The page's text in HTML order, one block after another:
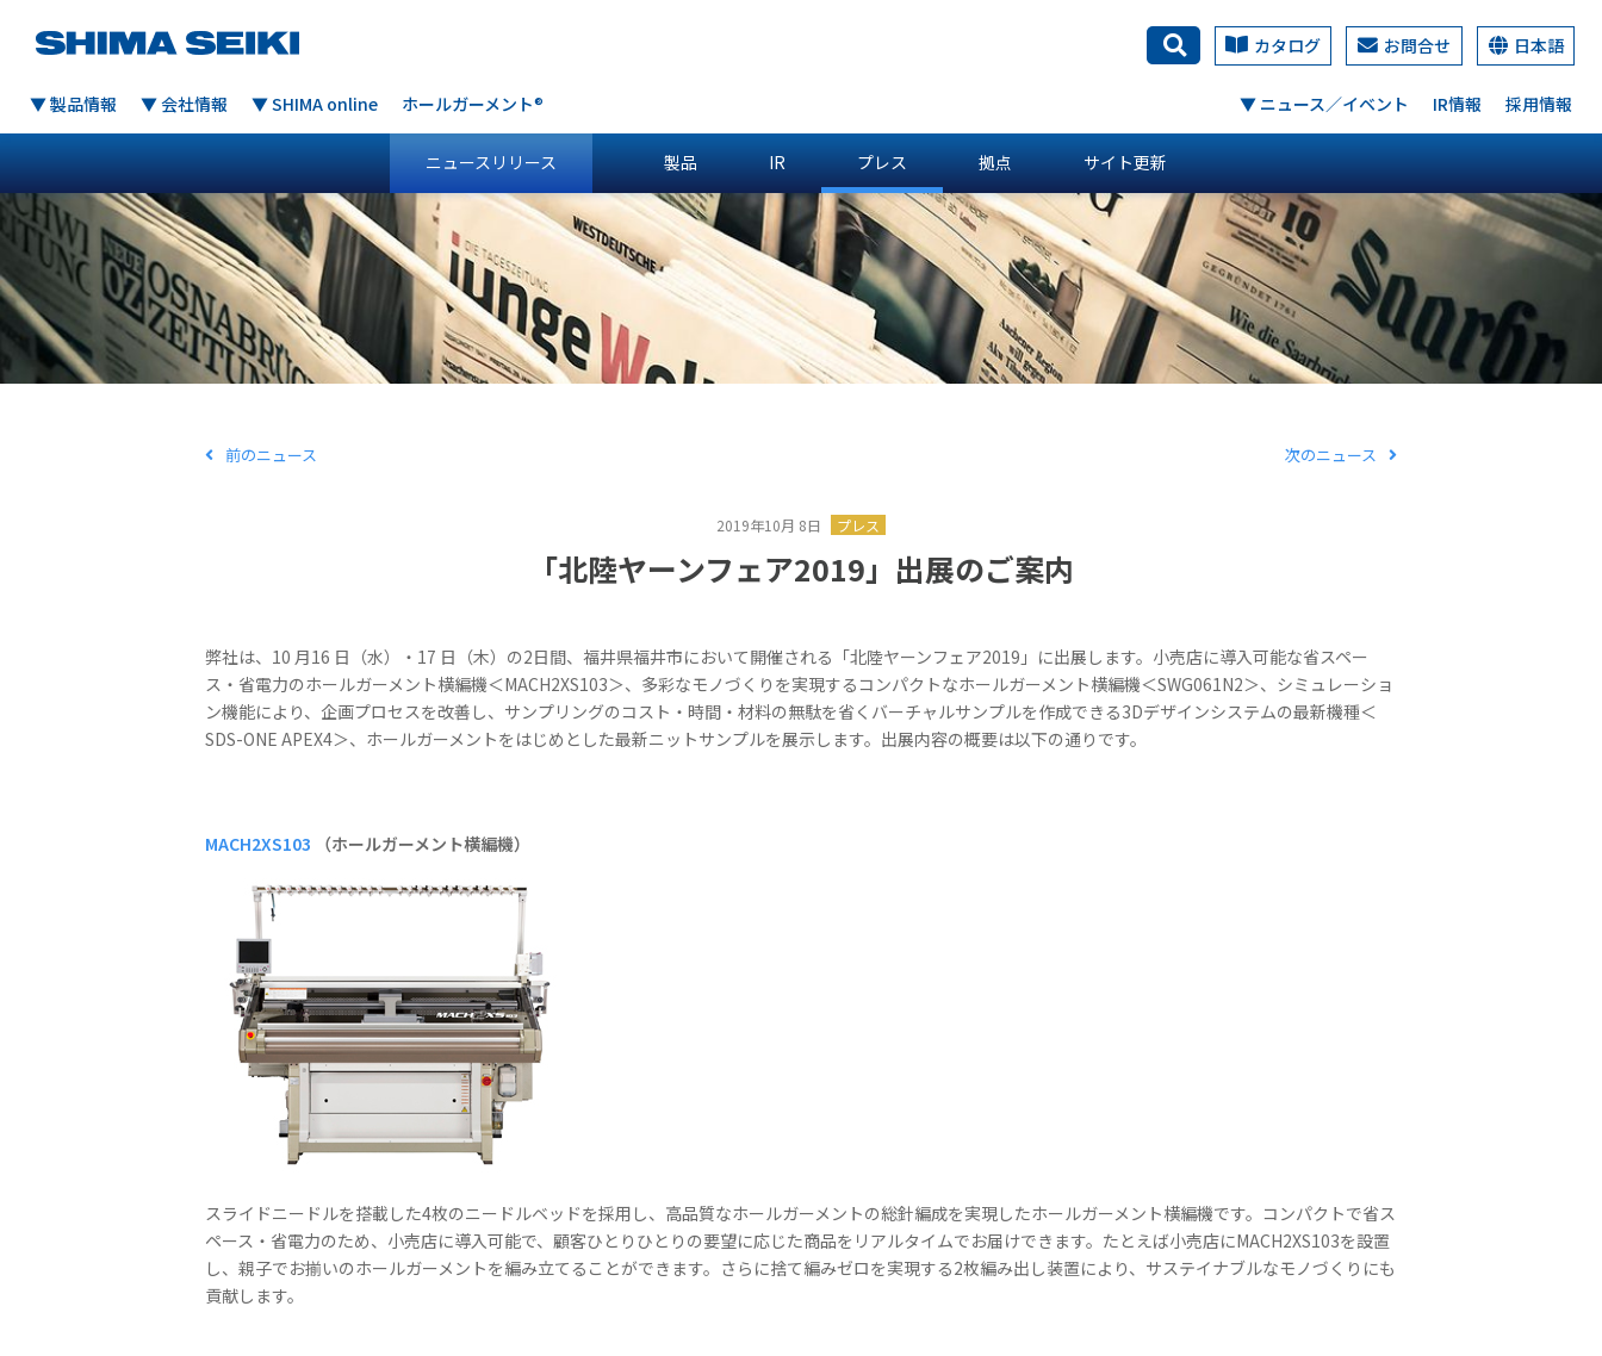
ニュースリリース 製品 IR プレス 拠点 サイト更新
▼ 製品情報 ▼ 会社情報 ▼ SHIMA online ホールガーメント® 採用情報
IR情報
▼ ニュース／イベント
カタログ お問合せ 日本語
次のニュース
前のニュース
2019年10月 8日 プレス
「北陸ヤーンフェア2019」出展のご案内
弊社は、10 月16 日（水）・17 日（木）の2日間、福井県福井市において開催される「北陸ヤーンフェア2019」に出展します。小売店に導入可能な省スペー
ス・省電力のホールガーメント横編機＜MACH2XS103＞、多彩なモノづくりを実現するコンパクトなホールガーメント横編機＜SWG061N2＞、シミュレーショ
ン機能により、企画プロセスを改善し、サンプリングのコスト・時間・材料の無駄を省くバーチャルサンプルを作成できる3Dデザインシステムの最新機種＜
SDS-ONE APEX4＞、ホールガーメントをはじめとした最新ニットサンプルを展示します。出展内容の概要は以下の通りです。
MACH2XS103 （ホールガーメント横編機）
スライドニードルを搭載した4枚のニードルベッドを採用し、高品質なホールガーメントの総針編成を実現したホールガーメント横編機です。コンパクトで省ス
ペース・省電力のため、小売店に導入可能で、顧客ひとりひとりの要望に応じた商品をリアルタイムでお届けできます。たとえば小売店にMACH2XS103を設置
し、親子でお揃いのホールガーメントを編み立てることができます。さらに捨て編みゼロを実現する2枚編み出し装置により、サステイナブルなモノづくりにも
貢献します。